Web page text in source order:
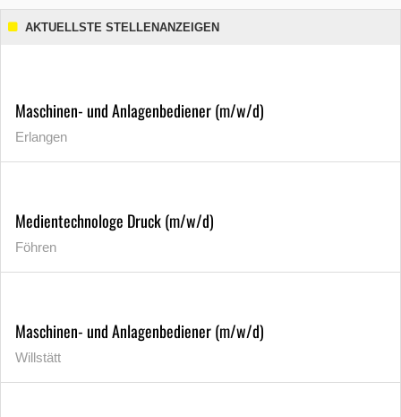
AKTUELLSTE STELLENANZEIGEN
Maschinen- und Anlagenbediener (m/w/d)
Erlangen
Medientechnologe Druck (m/w/d)
Föhren
Maschinen- und Anlagenbediener (m/w/d)
Willstätt